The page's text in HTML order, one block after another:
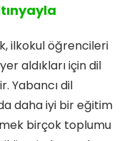
ilkokul öğrencileri
aldıkları için dil
Yabancı dil
daha iyi bir eğitim
birçok toplumu